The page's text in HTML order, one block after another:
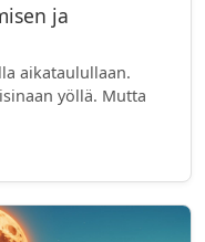
ja
aikataulullaan.
yöllä. Mutta